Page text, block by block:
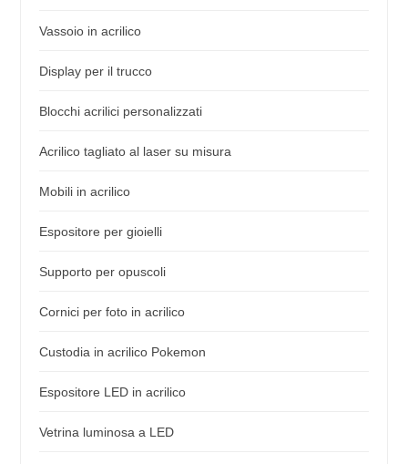
Vassoio in acrilico
Display per il trucco
Blocchi acrilici personalizzati
Acrilico tagliato al laser su misura
Mobili in acrilico
Espositore per gioielli
Supporto per opuscoli
Cornici per foto in acrilico
Custodia in acrilico Pokemon
Espositore LED in acrilico
Vetrina luminosa a LED